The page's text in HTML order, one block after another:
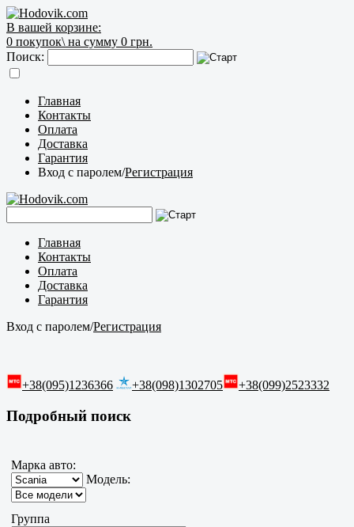
В вашей корзине:
0 покупок\ на сумму 0 грн.
Поиск:
Главная
Контакты
Оплата
Доставка
Гарантия
Вход с паролем/Регистрация
Главная
Контакты
Оплата
Доставка
Гарантия
Вход с паролем/Регистрация
+38(095)1236366 +38(098)1302705 +38(099)2523332
Подробный поиск
Марка авто:
Модель:
Группа